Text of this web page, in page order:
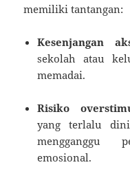
memiliki tantangan:
Kesenjangan
sekolah atau
memadai.
Risiko
yang terlalu
mengganggu
emosional.